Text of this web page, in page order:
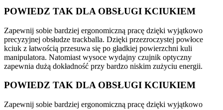
POWIEDZ TAK DLA OBSŁUGI KCIUKIEM
Zapewnij sobie bardziej ergonomiczną pracę dzięki wyjątkowo
precyzyjnej obsłudze trackballa. Dzięki przezroczystej powłoce
kciuk z łatwością przesuwa się po gładkiej powierzchni kuli
manipulatora. Natomiast wysoce wydajny czujnik optyczny
zapewnia dużą dokładność przy bardzo niskim zużyciu energii.
POWIEDZ TAK DLA OBSŁUGI KCIUKIEM
Zapewnij sobie bardziej ergonomiczną pracę dzięki wyjątkowo